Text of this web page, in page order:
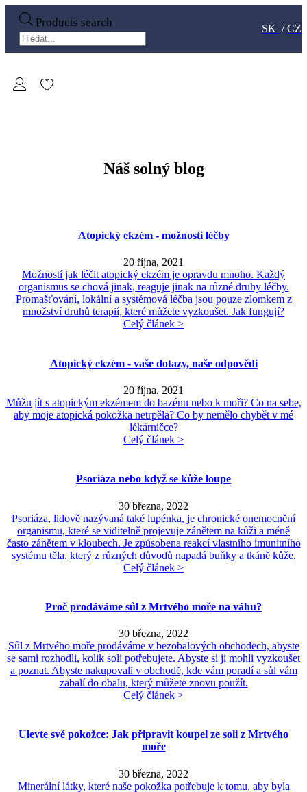
Products search
SK /CZ
Náš solný blog
Atopický ekzém - možnosti léčby
20 října, 2021
Možností jak léčit atopický ekzém je opravdu mnoho. Každý
organismus se chová jinak, reaguje jinak na různé druhy léčby.
Promašťování, lokální a systémová léčba jsou pouze zlomkem z
množství druhů terapií, které můžete vyzkoušet. Jak fungují?
Celý článek >
Atopický ekzém - vaše dotazy, naše odpovědi
20 října, 2021
Můžu jít s atopickým ekzémem do bazénu nebo k moři? Co na sebe,
aby moje atopická pokožka netrpěla? Co by nemělo chybět v mé
lékárničce?
Celý článek >
Psoriáza nebo když se kůže loupe
30 března, 2022
Psoriáza, lidově nazývaná také lupénka, je chronické onemocnění
organismu, které se viditelně projevuje zánětem na kůži a méně
často zánětem v kloubech. Je způsobena reakcí vlastního imunitního
systému těla, který z různých důvodů napadá buňky a tkáně kůže.
Celý článek >
Proč prodáváme sůl z Mrtvého moře na váhu?
30 března, 2022
Sůl z Mrtvého moře prodáváme v bezobalových obchodech, abyste
se sami rozhodli, kolik soli potřebujete. Abyste si ji mohli vyzkoušet
a poznat. Abyste nakupovali v obchodě, kde vám poradí a sůl vám
zabalí do obalu, který můžete znovu použít.
Celý článek >
Ulevte své pokožce: Jak připravit koupel ze soli z Mrtvého
moře
30 března, 2022
Minerální látky, které naše pokožka potřebuje k tomu, aby byla